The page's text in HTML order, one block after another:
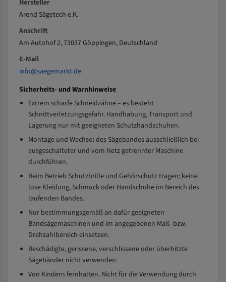
Hersteller
Arend Sägetech e.K.
Anschrift
Am Autohof 2, 73037 Göppingen, Deutschland
E-Mail
info@saegemarkt.de
Sicherheits- und Warnhinweise
Extrem scharfe Schneidzähne – es besteht
Schnittverletzungsgefahr. Handhabung, Transport und
Lagerung nur mit geeigneten Schutzhandschuhen.
Montage und Wechsel des Sägebandes ausschließlich bei
ausgeschalteter und vom Netz getrennter Maschine
durchführen.
Beim Betrieb Schutzbrille und Gehörschutz tragen; keine
lose Kleidung, Schmuck oder Handschuhe im Bereich des
laufenden Bandes.
Nur bestimmungsgemäß an dafür geeigneten
Bandsägemaschinen und im angegebenen Maß- bzw.
Drehzahlbereich einsetzen.
Beschädigte, gerissene, verschlissene oder überhitzte
Sägebänder nicht verwenden.
Von Kindern fernhalten. Nicht für die Verwendung durch